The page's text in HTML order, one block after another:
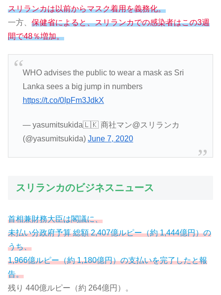
スリランカは以前からマスク着用を義務化。
一方、 保健省によると、スリランカでの感染者はこの3週
間で48％増加。
WHO advises the public to wear a mask as Sri
Lanka sees a big jump in numbers
https://t.co/0IpFm3JdkX
— yasumitsukida🇱🇰 商社マン@スリランカ
(@yasumitsukida) June 7, 2020
スリランカのビジネスニュース
首相兼財務大臣は閣議に、
未払い分政府予算 総額 2,407億ルピー（約 1,444億円）の
うち、
1,966億ルピー（約 1,180億円）の支払いを完了したと報
告。
残り 440億ルピー（約 264億円）。